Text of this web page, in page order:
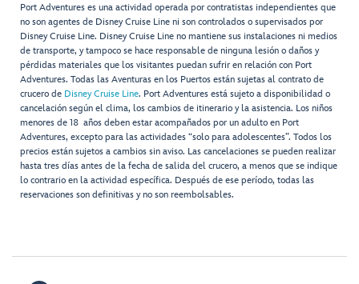
Port Adventures es una actividad operada por contratistas independientes que
no son agentes de Disney Cruise Line ni son controlados o supervisados por
Disney Cruise Line. Disney Cruise Line no mantiene sus instalaciones ni medios
de transporte, y tampoco se hace responsable de ninguna lesión o daños y
pérdidas materiales que los visitantes puedan sufrir en relación con Port
Adventures. Todas las Aventuras en los Puertos están sujetas al contrato de
crucero de Disney Cruise Line. Port Adventures está sujeto a disponibilidad o
cancelación según el clima, los cambios de itinerario y la asistencia. Los niños
menores de 18 años deben estar acompañados por un adulto en Port
Adventures, excepto para las actividades “solo para adolescentes”. Todos los
precios están sujetos a cambios sin aviso. Las cancelaciones se pueden realizar
hasta tres días antes de la fecha de salida del crucero, a menos que se indique
lo contrario en la actividad específica. Después de ese período, todas las
reservaciones son definitivas y no son reembolsables.